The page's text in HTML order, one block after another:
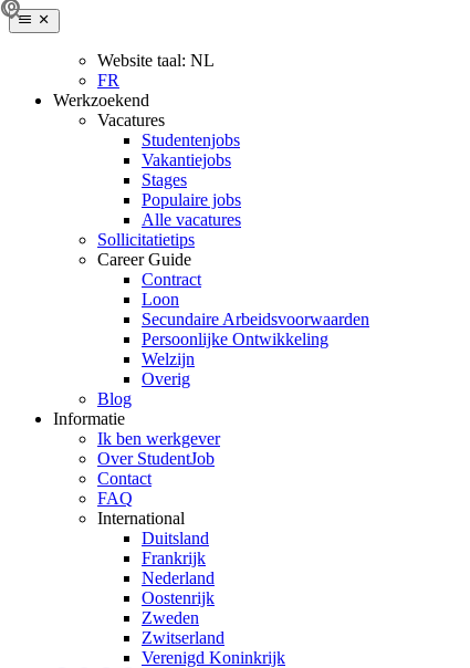
Website taal: NL
FR
Werkzoekend
Vacatures
Studentenjobs
Vakantiejobs
Stages
Populaire jobs
Alle vacatures
Sollicitatietips
Career Guide
Contract
Loon
Secundaire Arbeidsvoorwaarden
Persoonlijke Ontwikkeling
Welzijn
Overig
Blog
Informatie
Ik ben werkgever
Over StudentJob
Contact
FAQ
International
Duitsland
Frankrijk
Nederland
Oostenrijk
Zweden
Zwitserland
Verenigd Koninkrijk